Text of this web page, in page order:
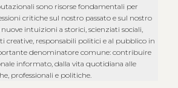
sono risorse fondamentali per
critiche sul nostro passato e sul nostro
intuizioni a storici, scienziati sociali,
creative, responsabili politici e al pubblico in
denominatore comune: contribuire
informato, dalla vita quotidiana alle
professionali e politiche.